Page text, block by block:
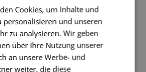
diese Karte, um sich für eine
zu bedanken!
im Diplomatenformat 17 x
Cookies, um Inhalte und
personalisieren und unseren
zu analysieren. Wir geben
über Ihre Nutzung unserer
an unsere Werbe- und
weiter, die diese